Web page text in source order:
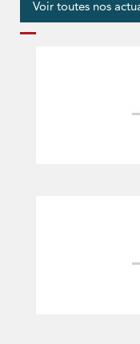
Voir toutes nos